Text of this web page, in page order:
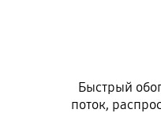
Быстрый
поток,